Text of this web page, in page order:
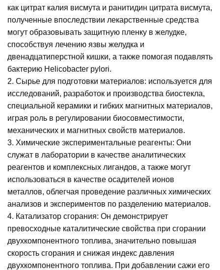
как цитрат калия висмута и ранитидин цитрата висмута,
полученные впоследствии лекарственные средства
могут образовывать защитную пленку в желудке,
способствуя лечению язвы желудка и
двенадцатиперстной кишки, а также помогая подавлять
бактерию Helicobacter pylori.
2. Сырье для подготовки материалов: используется для
исследований, разработок и производства биостекла,
специальной керамики и гибких магнитных материалов,
играя роль в регулировании биосовместимости,
механических и магнитных свойств материалов.
3. Химические экспериментальные реагенты: Они
служат в лаборатории в качестве аналитических
реагентов и комплексных лигандов, а также могут
использоваться в качестве осадителей ионов
металлов, облегчая проведение различных химических
анализов и экспериментов по разделению материалов.
4. Катализатор сгорания: Он демонстрирует
превосходные каталитические свойства при сгорании
двухкомпонентного топлива, значительно повышая
скорость сгорания и снижая индекс давления
двухкомпонентного топлива. При добавлении сажи его